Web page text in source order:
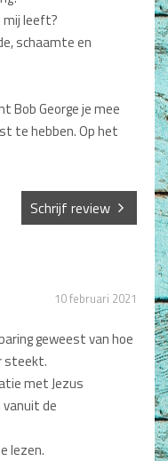
leeft?
schaamte en
Bob George je mee
te hebben. Op het
Schrijf review
10 februari 2021
geweest van hoe
steekt.
met Jezus
vanuit de
lezen.